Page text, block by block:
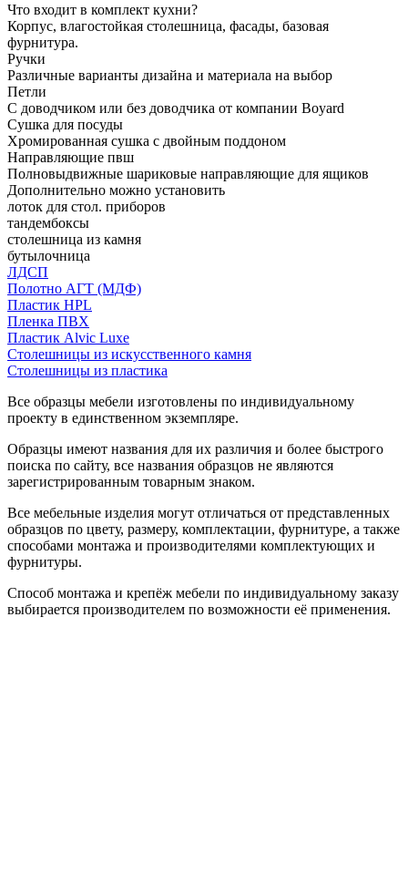
Что входит в комплект кухни?
Корпус, влагостойкая столешница, фасады, базовая
фурнитура.
Ручки
Различные варианты дизайна и материала на выбор
Петли
С доводчиком или без доводчика от компании Boyard
Сушка для посуды
Хромированная сушка с двойным поддоном
Направляющие пвш
Полновыдвижные шариковые направляющие для ящиков
Дополнительно можно установить
лоток для стол. приборов
тандембоксы
столешница из камня
бутылочница
ЛДСП
Полотно АГТ (МДФ)
Пластик HPL
Пленка ПВХ
Пластик Alvic Luxe
Столешницы из искусственного камня
Столешницы из пластика
Все образцы мебели изготовлены по индивидуальному
проекту в единственном экземпляре.
Образцы имеют названия для их различия и более быстрого
поиска по сайту, все названия образцов не являются
зарегистрированным товарным знаком.
Все мебельные изделия могут отличаться от представленных
образцов по цвету, размеру, комплектации, фурнитуре, а также
способами монтажа и производителями комплектующих и
фурнитуры.
Способ монтажа и крепёж мебели по индивидуальному заказу
выбирается производителем по возможности её применения.